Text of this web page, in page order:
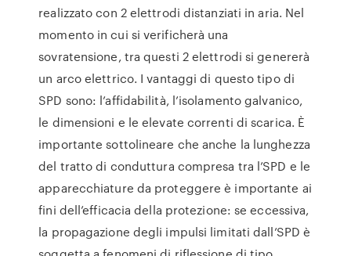
realizzato con 2 elettrodi distanziati in aria. Nel
momento in cui si verificherà una
sovratensione, tra questi 2 elettrodi si genererà
un arco elettrico. I vantaggi di questo tipo di
SPD sono: l’affidabilità, l’isolamento galvanico,
le dimensioni e le elevate correnti di scarica. È
importante sottolineare che anche la lunghezza
del tratto di conduttura compresa tra l’SPD e le
apparecchiature da proteggere è importante ai
fini dell’efficacia della protezione: se eccessiva,
la propagazione degli impulsi limitati dall’SPD è